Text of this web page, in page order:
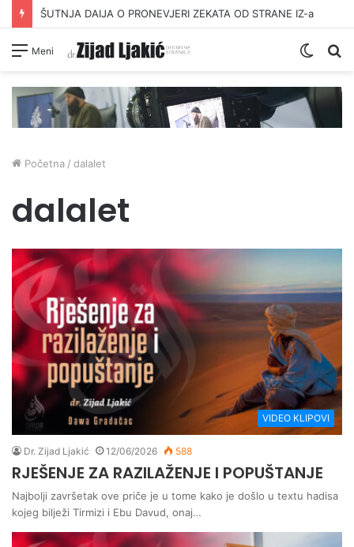
ŠUTNJA DAIJA O PRONEVJERI ZEKATA OD STRANE IZ-a
Meni
Switch
Početna / dalalet
dalalet
VIDEO KLIPOVI
Dr. Zijad Ljakić 12/06/2026 588
RJEŠENJE ZA RAZILAŽENJE I POPUŠTANJE
Najbolji završetak ove priče je u tome kako je došlo u textu hadisa
kojeg bilježi Tirmizi i Ebu Davud, onaj…